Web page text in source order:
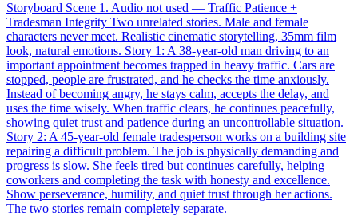
Storyboard Scene 1. Audio not used — Traffic Patience +
Tradesman Integrity Two unrelated stories. Male and female
characters never meet. Realistic cinematic storytelling, 35mm film
look, natural emotions. Story 1: A 38-year-old man driving to an
important appointment becomes trapped in heavy traffic. Cars are
stopped, people are frustrated, and he checks the time anxiously.
Instead of becoming angry, he stays calm, accepts the delay, and
uses the time wisely. When traffic clears, he continues peacefully,
showing quiet trust and patience during an uncontrollable situation.
Story 2: A 45-year-old female tradesperson works on a building site
repairing a difficult problem. The job is physically demanding and
progress is slow. She feels tired but continues carefully, helping
coworkers and completing the task with honesty and excellence.
Show perseverance, humility, and quiet trust through her actions.
The two stories remain completely separate.